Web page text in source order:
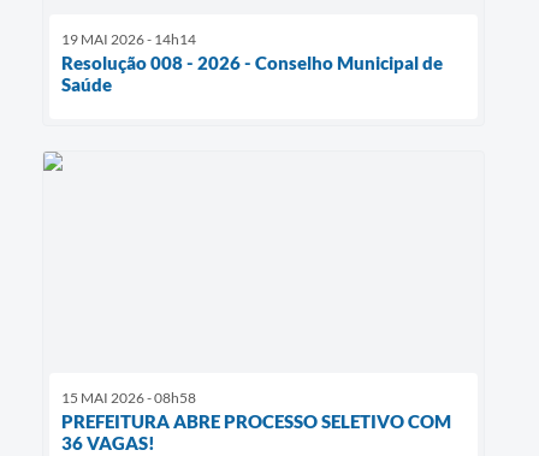
19 MAI 2026 - 14h14
Resolução 008 - 2026 - Conselho Municipal de
Saúde
15 MAI 2026 - 08h58
PREFEITURA ABRE PROCESSO SELETIVO COM
36 VAGAS!